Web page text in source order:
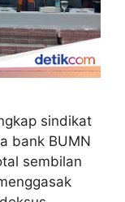
sindikat
bank BUMN
sembilan